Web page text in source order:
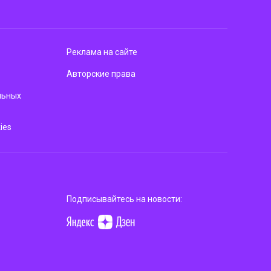
Реклама на сайте
Авторские права
Подписывайтесь на новости: